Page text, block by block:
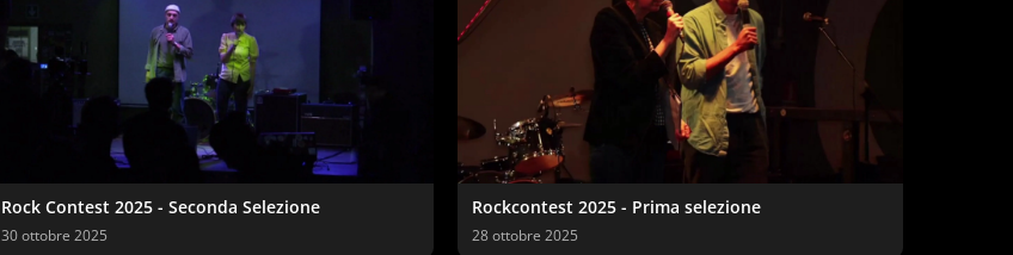
Rock Contest 2025 - Seconda Selezione
30 ottobre 2025
Rockcontest 2025 - Prima selezione
28 ottobre 2025